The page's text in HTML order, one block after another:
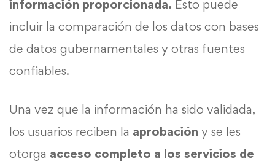
información proporcionada. Esto puede
incluir la comparación de los datos con bases
de datos gubernamentales y otras fuentes
confiables.
Una vez que la información ha sido validada,
los usuarios reciben la aprobación y se les
otorga acceso completo a los servicios de